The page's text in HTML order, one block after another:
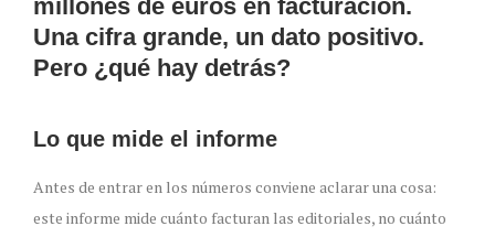
millones de euros en facturación.
Una cifra grande, un dato positivo.
Pero ¿qué hay detrás?
Lo que mide el informe
Antes de entrar en los números conviene aclarar una cosa:
este informe mide cuánto facturan las editoriales, no cuánto